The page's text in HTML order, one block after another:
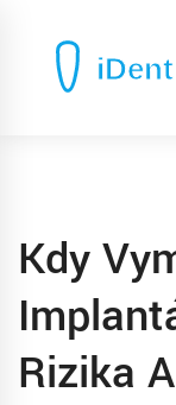
Kdy
Rizika